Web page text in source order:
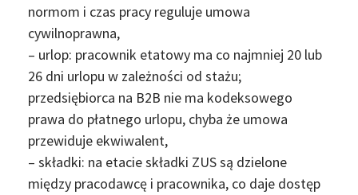
normom i czas pracy reguluje umowa
cywilnoprawna,
– urlop: pracownik etatowy ma co najmniej 20 lub
26 dni urlopu w zależności od stażu;
przedsiębiorca na B2B nie ma kodeksowego
prawa do płatnego urlopu, chyba że umowa
przewiduje ekwiwalent,
– składki: na etacie składki ZUS są dzielone
między pracodawcę i pracownika, co daje dostęp